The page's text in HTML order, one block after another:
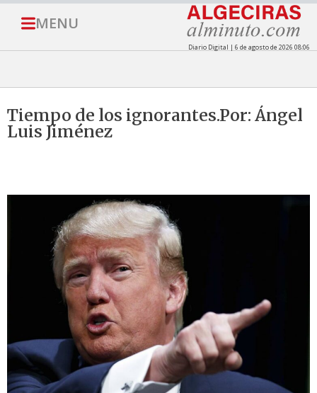
MENU
Diario Digital | 6 de agosto de 2026 08:06
Tiempo de los ignorantes.Por: Ángel
Luis Jiménez